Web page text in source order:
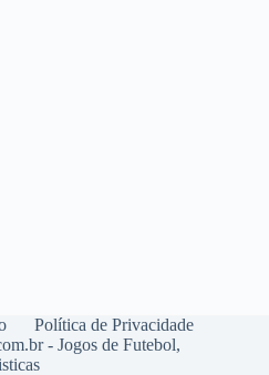
Política de Privacidade
- Jogos de Futebol,